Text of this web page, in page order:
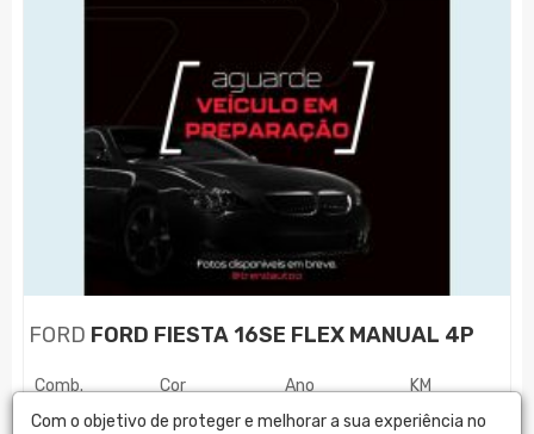
FORD FORD FIESTA 16SE FLEX MANUAL 4P
Comb.
FLEX
Cor
PRATA
Ano
2017
KM
45800
Com o objetivo de proteger e melhorar a sua experiência no